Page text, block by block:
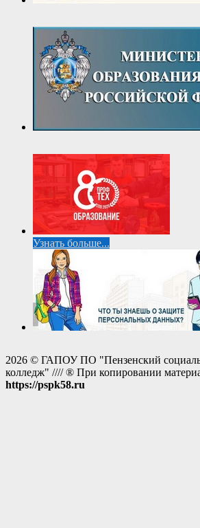
Узнать больше...
2026 © ГАПОУ ПО "Пензенский
колледж" //// ® При копировании
https://pspk58.ru